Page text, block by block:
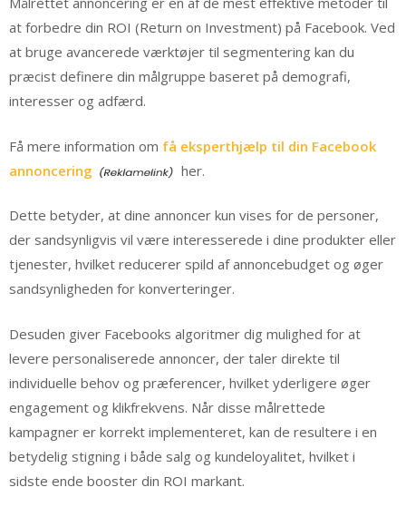
at forbedre din ROI (Return on Investment) på Facebook. Ved
at bruge avancerede værktøjer til segmentering kan du
præcist definere din målgruppe baseret på demografi,
interesser og adfærd.
Få mere information om få eksperthjælp til din Facebook
annoncering
her.
Dette betyder, at dine annoncer kun vises for de personer,
der sandsynligvis vil være interesserede i dine produkter eller
tjenester, hvilket reducerer spild af annoncebudget og øger
sandsynligheden for konverteringer.
Desuden giver Facebooks algoritmer dig mulighed for at
levere personaliserede annoncer, der taler direkte til
individuelle behov og præferencer, hvilket yderligere øger
engagement og klikfrekvens. Når disse målrettede
kampagner er korrekt implementeret, kan de resultere i en
betydelig stigning i både salg og kundeloyalitet, hvilket i
sidste ende booster din ROI markant.